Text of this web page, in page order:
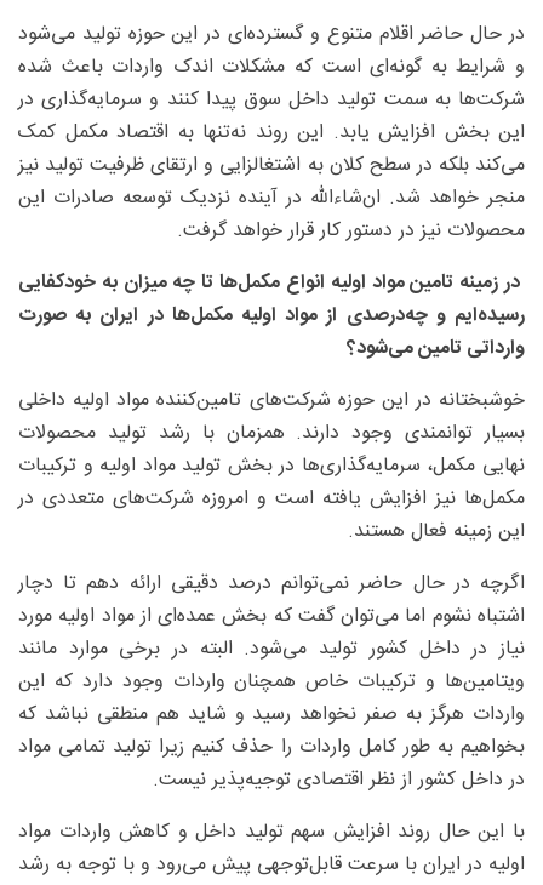
در حال حاضر اقلام متنوع و گسترده‌ای در این حوزه تولید می‌شود
و شرایط به گونه‌ای است که مشکلات اندک واردات باعث شده
شرکت‌ها به سمت تولید داخل سوق پیدا کنند و سرمایه‌گذاری در
این بخش افزایش یابد. این روند نه‌تنها به اقتصاد مکمل کمک
می‌کند بلکه در سطح کلان به اشتغالزایی و ارتقای ظرفیت تولید نیز
منجر خواهد شد. ان‌شاءالله در آینده نزدیک توسعه صادرات این
محصولات نیز در دستور کار قرار خواهد گرفت.
در زمینه تامین مواد اولیه انواع مکمل‌ها تا چه میزان به خودکفایی
رسیده‌ایم و چه‌درصدی از مواد اولیه مکمل‌ها در ایران به صورت
وارداتی تامین می‌شود؟
خوشبختانه در این حوزه شرکت‌های تامین‌کننده مواد اولیه داخلی
بسیار توانمندی وجود دارند. همزمان با رشد تولید محصولات
نهایی مکمل، سرمایه‌گذاری‌ها در بخش تولید مواد اولیه و ترکیبات
مکمل‌ها نیز افزایش یافته است و امروزه شرکت‌های متعددی در
این زمینه فعال هستند.
اگرچه در حال حاضر نمی‌توانم ‌درصد دقیقی ارائه دهم تا دچار
اشتباه نشوم اما می‌توان گفت که بخش عمده‌ای از مواد اولیه مورد
نیاز در داخل کشور تولید می‌شود. البته در برخی موارد مانند
ویتامین‌ها و ترکیبات خاص همچنان واردات وجود دارد که این
واردات هرگز به صفر نخواهد رسید و شاید هم منطقی نباشد که
بخواهیم به طور کامل واردات را حذف کنیم زیرا تولید تمامی مواد
در داخل کشور از نظر اقتصادی توجیه‌پذیر نیست.
با این حال روند افزایش سهم تولید داخل و کاهش واردات مواد
اولیه در ایران با سرعت قابل‌توجهی پیش می‌رود و با توجه به رشد